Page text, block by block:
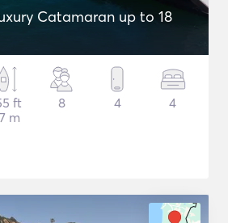
Catamaran up to 18
ft
m
8 4 4